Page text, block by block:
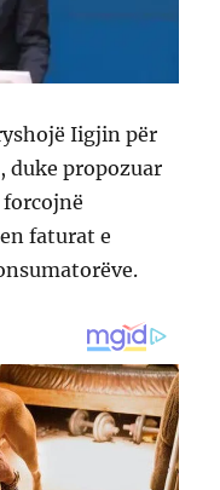
Iigjin për
duke propozuar
faturat e